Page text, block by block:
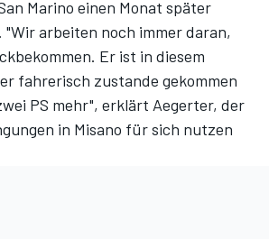
Marino einen Monat später
arbeiten noch immer daran,
Er ist in diesem
fahrerisch zustande gekommen
PS mehr", erklärt Aegerter, der
in Misano für sich nutzen